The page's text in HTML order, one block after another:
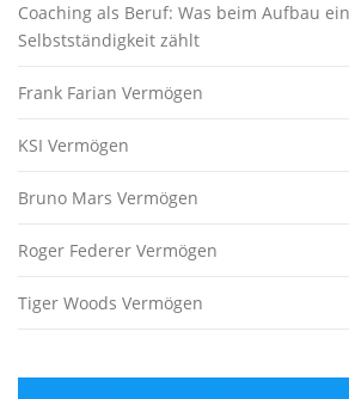
Coaching als Beruf: Was beim Aufbau
Selbstständigkeit zählt
Frank Farian Vermögen
KSI Vermögen
Bruno Mars Vermögen
Roger Federer Vermögen
Tiger Woods Vermögen